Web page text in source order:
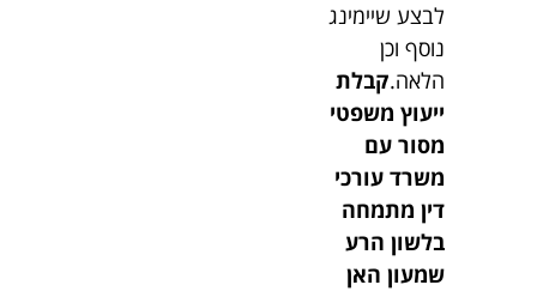
לבצע שיימינג
נוסף וכן
הלאה.קבלת
ייעוץ משפטי
מסור עם
משרד עורכי
דין מתמחה
בלשון הרע
שמעון האן